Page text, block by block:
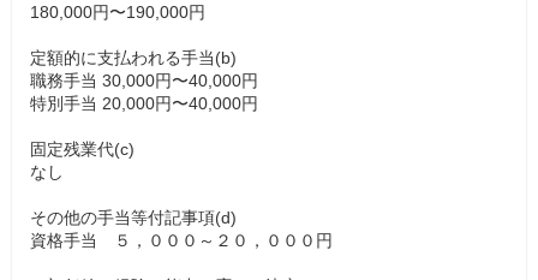
180,000円〜190,000円
定額的に支払われる手当(b)
職務手当 30,000円〜40,000円
特別手当 20,000円〜40,000円
固定残業代(c)
なし
その他の手当等付記事項(d)
資格手当 ５，０００～２０，０００円